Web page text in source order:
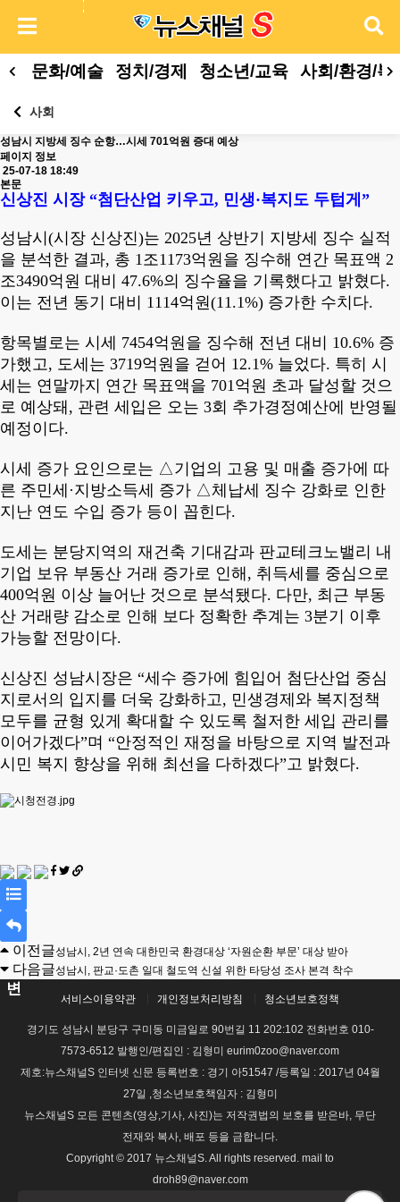
문화/예술 정치/경제 청소년/교육 사회/환경/복
사회
성남시 지방세 징수 순항…시세 701억원 증대 예상
페이지 정보
25-07-18 18:49
본문
신상진 시장 “첨단산업 키우고, 민생·복지도 두텁게 ”
성남시 (시장 신상진)는 2025년 상반기 지방세 징수 실적
을 분석한 결과, 총 1조1173억원을 징수해 연간 목표액 2
조3490억원 대비 47.6%의 징수율을 기록했다고 밝혔다.
이는 전년 동기 대비 1114억원(11.1%) 증가한 수치다.
항목별로는 시세 7454억원을 징수해 전년 대비 10.6% 증
가했고, 도세는 3719억원을 걷어 12.1% 늘었다. 특히 시
세는 연말까지 연간 목표액을 701억원 초과 달성할 것으
로 예상돼 , 관련 세입은 오는 3회 추가경정예산에 반영될
예정이다.
시세 증가 요인으로는 △기업의 고용 및 매출 증가에 따
른 주민세 ·지방소득세 증가 △체납세 징수 강화로 인한
지난 연도 수입 증가 등이 꼽힌다.
도세는 분당지역의 재건축 기대감과 판교테크노밸리 내
기업 보유 부동산 거래 증가로 인해 , 취득세를 중심으로
400억원 이상 늘어난 것으로 분석됐다. 다만, 최근 부동
산 거래량 감소로 인해 보다 정확한 추계는 3분기 이후
가능할 전망이다.
신상진 성남시장은 “세수 증가에 힘입어 첨단산업 중심
지로서의 입지를 더욱 강화하고, 민생경제와 복지정책
모두를 균형 있게 확대할 수 있도록 철저한 세입 관리를
이어가겠다”며 “안정적인 재정을 바탕으로 지역 발전과
시민 복지 향상을 위해 최선을 다하겠다”고 밝혔다.
목
록
답
변
이전글성남시, 2년 연속 대한민국 환경대상 ‘자원순환 부문’ 대상 받아
다음글성남시, 판교·도촌 일대 철도역 신설 위한 타당성 조사 본격 착수
서비스이용약관 개인정보처리방침 청소년보호정책
경기도 성남시 분당구 구미동 미금일로 90번길 11 202:102 전화번호 010-
7573-6512 발행인/편집인 : 김형미 eurim0zoo@naver.com
제호:뉴스채널S 인터넷 신문 등록번호 : 경기 아51547 /등록일 : 2017년 04월
27일 ,청소년보호책임자 : 김형미
뉴스채널S 모든 콘텐츠(영상,기사, 사진)는 저작권법의 보호를 받은바, 무단
전재와 복사, 배포 등을 금합니다.
Copyright © 2017 뉴스채널S. All rights reserved. mail to
droh89@naver.com